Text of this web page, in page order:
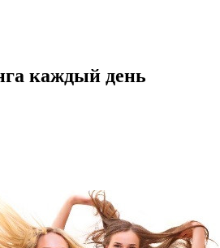
каждый день